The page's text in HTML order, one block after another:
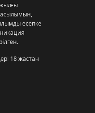
жылғы
есепке
18 жастан